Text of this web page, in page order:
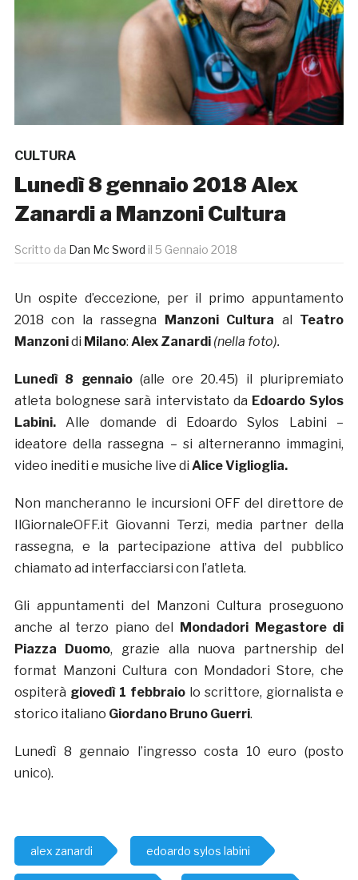
CULTURA
Lunedì 8 gennaio 2018 Alex
Zanardi a Manzoni Cultura
Scritto da Dan Mc Sword il 5 Gennaio 2018
Un ospite d’eccezione, per il primo appuntamento
2018 con la rassegna Manzoni Cultura al Teatro
Manzonidi Milano: Alex Zanardi (nella foto).
Lunedì 8 gennaio(alle ore 20.45) il pluripremiato
atleta bolognese sarà intervistato da Edoardo Sylos
Labini. Alle domande di Edoardo Sylos Labini –
ideatore della rassegna – si alterneranno immagini,
video inediti e musiche live di Alice Viglioglia.
Non mancheranno le incursioni OFF del direttore de
IlGiornaleOFF.it Giovanni Terzi, media partner della
rassegna, e la partecipazione attiva del pubblico
chiamato ad interfacciarsi con l’atleta.
Gli appuntamenti del Manzoni Cultura proseguono
anche al terzo piano del Mondadori Megastore di
Piazza Duomo, grazie alla nuova partnership del
format Manzoni Cultura con Mondadori Store, che
ospiterà giovedì 1 febbraio lo scrittore, giornalista e
storico italiano Giordano Bruno Guerri.
Lunedì 8 gennaio l’ingresso costa 10 euro (posto
unico).
alex zanardi edoardo sylos labini